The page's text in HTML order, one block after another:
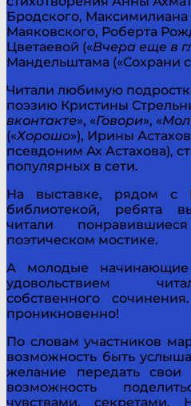
Бродского,
Маяковского, Роберта
Цветаевой («Вчера еще в
Мандельштама («Сохрани
Читали любимую
поэзию Кристины
вконтакте», «Говори», «
(«Хорошо»), Ирины
псевдоним Ах Астахова),
популярных в сети.
На выставке, рядом с
библиотекой, ребята
читали
поэтическом мостике.
А молодые
удовольствием
собственного
проникновенно!
По словам участников
возможность быть
желание передать свои
возможность
чувствами,